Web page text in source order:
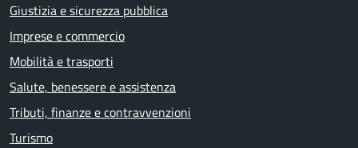
Giustizia e sicurezza pubblica
Imprese e commercio
Mobilità e trasporti
Salute, benessere e assistenza
Tributi, finanze e contravvenzioni
Turismo